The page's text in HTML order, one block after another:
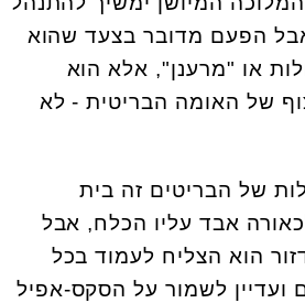
הפעם מדובר בצעד שהוא
או "מרענן", אלא הוא
של האומה הבריטית - לא
של הבריטים זה בית
אבד עליו הכלח, אבל
הוא הצליח לעמוד בכל
ועדיין לשמור על הסקס-אפיל